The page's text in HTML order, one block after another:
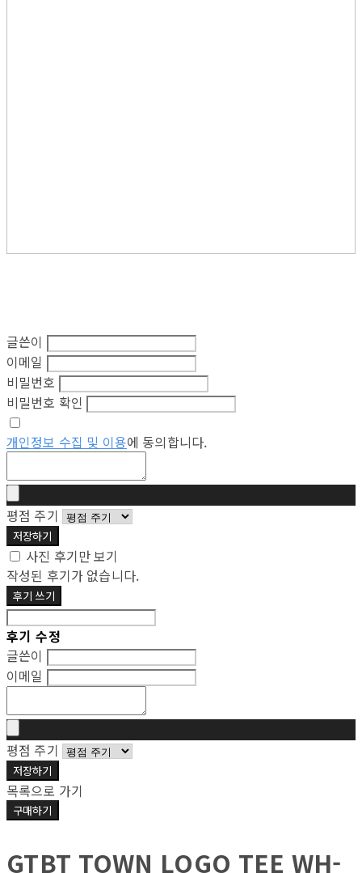
글쓴이
이메일
비밀번호
비밀번호 확인
개인정보 수집 및 이용에 동의합니다.
평점 주기
저장하기
사진 후기만 보기
작성된 후기가 없습니다.
후기 쓰기
후기 수정
글쓴이
이메일
평점 주기
저장하기
목록으로 가기
구매하기
GTBT TOWN LOGO TEE WH-